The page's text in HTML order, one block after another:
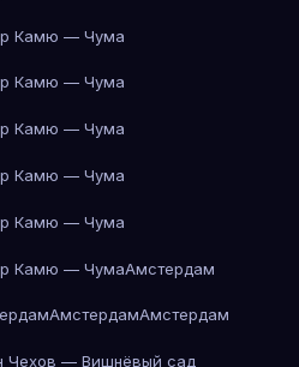
Камю — Чума
Камю — Чума
Камю — Чума
Камю — Чума
Камю — Чума
Камю — ЧумаАмстердам
АмстердамАмстердам
Чехов — Вишнёвый сад